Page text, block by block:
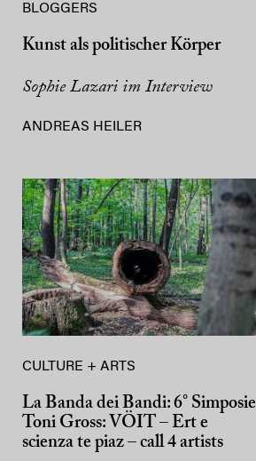
BLOGGERS
Kunst als politischer Körper
Sophie Lazari im Interview
ANDREAS HEILER
CULTURE + ARTS
La Banda dei Bandi: 6° Simposie
Toni Gross: VÖIT – Ert e
scienza te piaz – call 4 artists